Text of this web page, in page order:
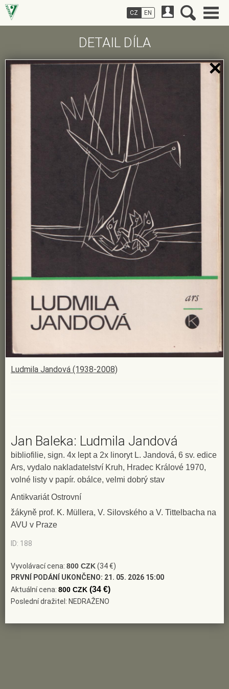
DETAIL DÍLA
Ludmila Jandová (1938-2008)
Jan Baleka: Ludmila Jandová
bibliofilie, sign. 4x lept a 2x linoryt L. Jandová, 6 sv. edice
Ars, vydalo nakladatelství Kruh, Hradec Králové 1970,
volné listy v papír. obálce, velmi dobrý stav
Antikvariát Ostrovní
žákyně prof. K. Müllera, V. Silovského a V. Tittelbacha na
AVU v Praze
ID: 188
Vyvolávací cena: 800 CZK(34 €)
PRVNÍ PODÁNÍ UKONČENO: 21. 05. 2026 15:00
Aktuální cena: 800 CZK (34 €)
Poslední dražitel: NEDRAŽENO
CZ EN